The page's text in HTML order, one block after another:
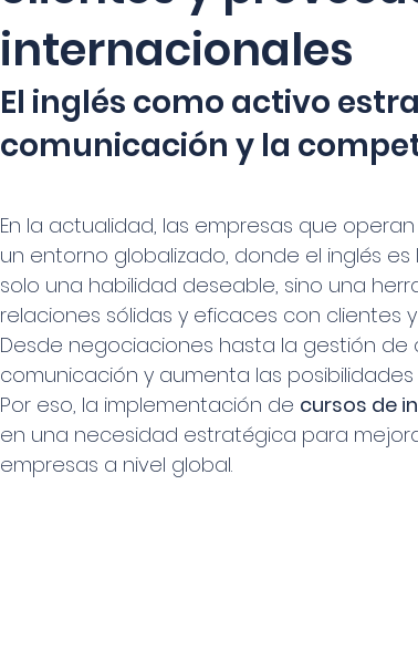
internacionales
El inglés como activo
comunicación y la
En la actualidad, las empresas que
un entorno globalizado, donde el inglés
solo una habilidad deseable, sino una
relaciones sólidas y eficaces con clientes
Desde negociaciones hasta la gestión de
comunicación y aumenta las
Por eso, la implementación de cursos de
en una necesidad estratégica para
empresas a nivel global.